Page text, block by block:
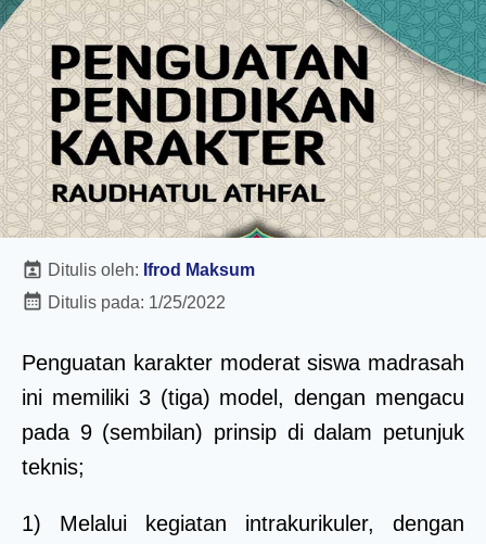
Ditulis oleh: Ifrod Maksum
Ditulis pada: 1/25/2022
Penguatan karakter moderat siswa madrasah
ini memiliki 3 (tiga) model, dengan mengacu
pada 9 (sembilan) prinsip di dalam petunjuk
teknis;
1) Melalui kegiatan intrakurikuler, dengan